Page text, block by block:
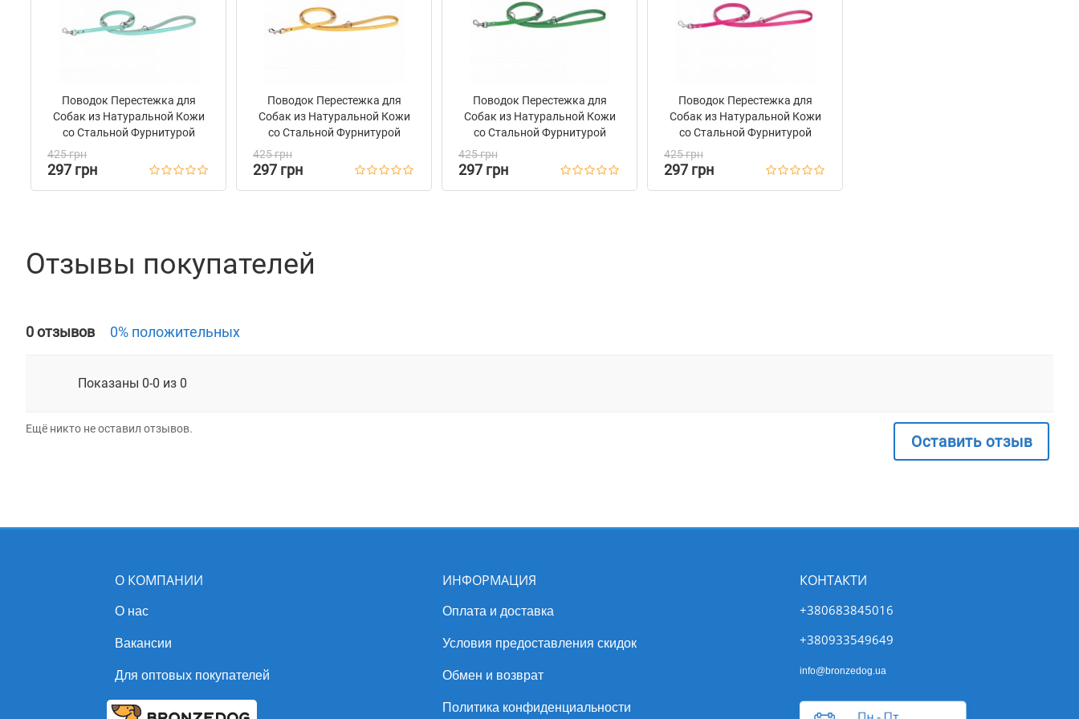
комфортна в использовании. Прочная стальная фурнитура выдерживает нагрузки и
устойчива к коррозии. Качественные материалы и надежная конструкция
Поводок Перестежка для
Собак из Натуральной Кожи
со Стальной Фурнитурой
425 грн
297 грн
Поводок Перестежка для
Собак из Натуральной Кожи
со Стальной Фурнитурой
425 грн
297 грн
Поводок Перестежка для
Собак из Натуральной Кожи
со Стальной Фурнитурой
425 грн
297 грн
Поводок Перестежка для
Собак из Натуральной Кожи
со Стальной Фурнитурой
425 грн
297 грн
Отзывы покупателей
0 отзывов 0% положительных
Показаны 0-0 из 0
Ещё никто не оставил отзывов.
Оставить отзыв
О КОМПАНИИ
О нас
Вакансии
Для оптовых покупателей
ИНФОРМАЦИЯ
Оплата и доставка
Условия предоставления скидок
Обмен и возврат
Политика конфиденциальности
КОНТАКТИ
+380683845016
+380933549649
info@bronzedog.ua